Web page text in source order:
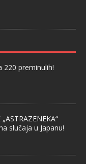
220 preminulih!
slučaja u Japanu!